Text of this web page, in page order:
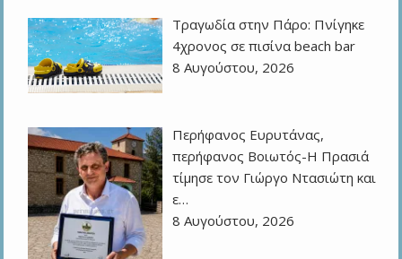
Τραγωδία στην Πάρο: Πνίγηκε
4χρονος σε πισίνα beach bar
8 Αυγούστου, 2026
Περήφανος Ευρυτάνας,
περήφανος Βοιωτός-Η Πρασιά
τίμησε τον Γιώργο Ντασιώτη και
ε…
8 Αυγούστου, 2026